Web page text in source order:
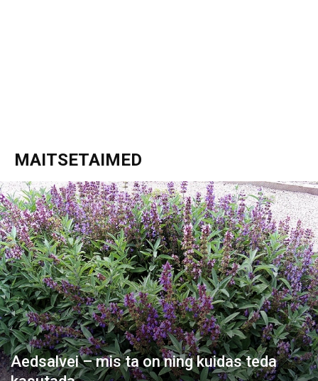
MAITSETAIMED
Aedsalvei – mis ta on ning kuidas teda